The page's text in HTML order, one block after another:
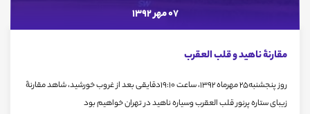
07 مهر 1392
مقارنۀ ناهید و قلب العقرب
روز پنجشنبه25 مهرماه 1392، ساعت 19:10دقایقی بعد از غروب خورشید، شاهد مقارنۀ
زیبای ستاره پرنور قلب العقرب وسیاره ناهید در تهران خواهیم بود